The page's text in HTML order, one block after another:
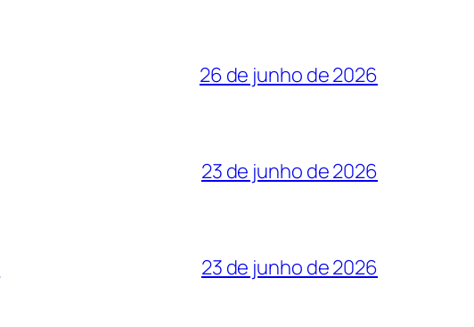
26 de junho de 2026
23 de junho de 2026
23 de junho de 2026